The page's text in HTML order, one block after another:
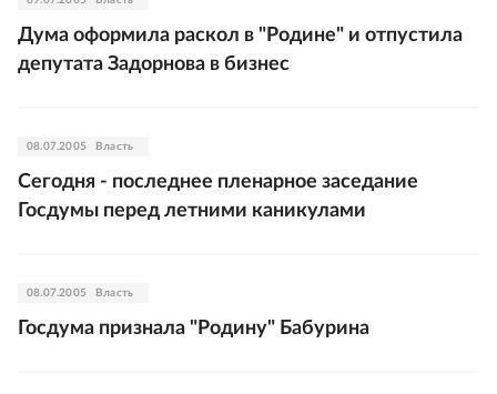
Дума оформила раскол в "Родине" и отпустила
депутата Задорнова в бизнес
08.07.2005 Власть
Сегодня - последнее пленарное заседание
Госдумы перед летними каникулами
08.07.2005 Власть
Госдума признала "Родину" Бабурина